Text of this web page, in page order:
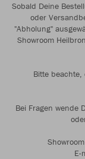
Sobald Deine
oder
"Abholung"
Showroom
Bitte
Bei Fragen wende
E-